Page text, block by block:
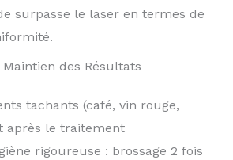
surpasse le laser en termes de
des Résultats
tachants (café, vin rouge,
après le traitement
rigoureuse : brossage 2 fois